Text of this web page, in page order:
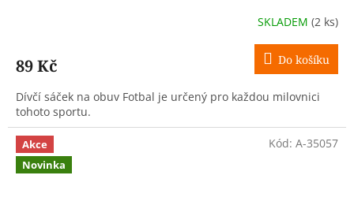
SKLADEM (2 ks)
89 Kč Do košíku
Dívčí sáček na obuv Fotbal je určený pro každou milovnici
tohoto sportu.
Akce
Novinka
Kód: A-35057